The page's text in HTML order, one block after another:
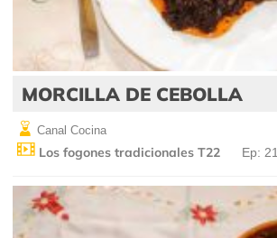
MORCILLA DE CEBOLLA
Canal Cocina
Los fogones tradicionales T22 Ep: 21